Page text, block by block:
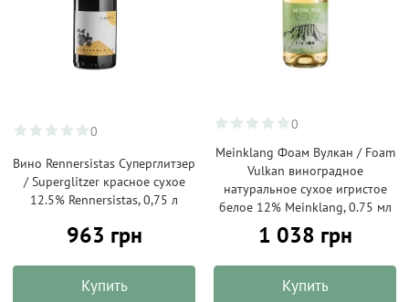
0
Вино Rennersistas Суперглитзер
/ Superglitzer красное сухое
12.5% Rennersistas, 0,75 л
963 грн
Купить
0
Meinklang Фоам Вулкан / Foam
Vulkan виноградное
натуральное сухое игристое
белое 12% Мeinklang, 0.75 мл
1 038 грн
Купить